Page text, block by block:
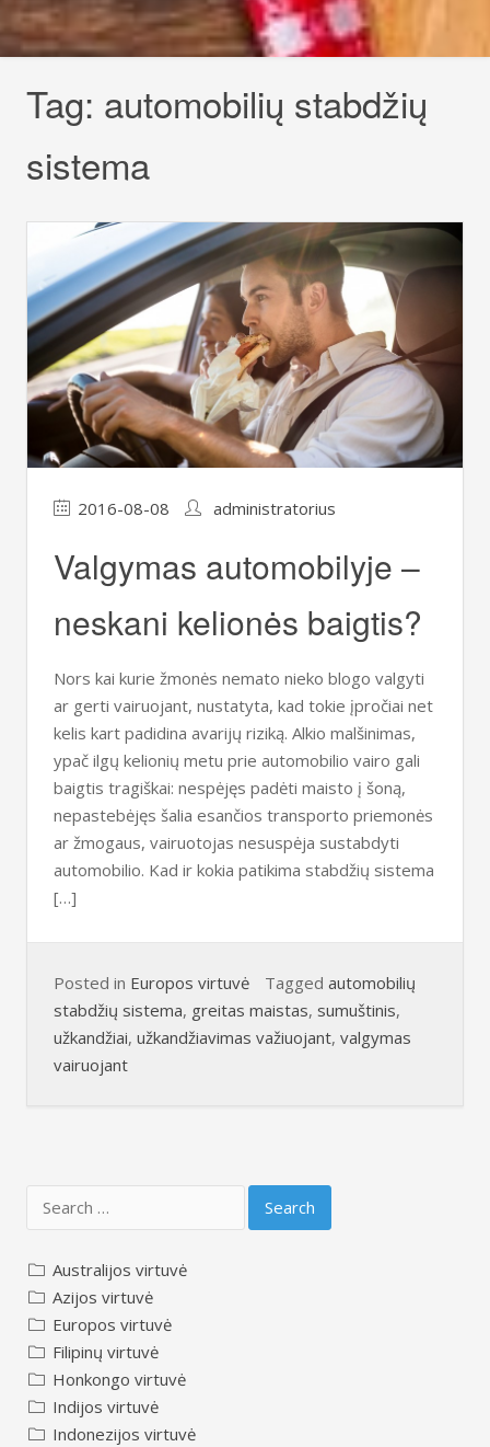
Tag: automobilių stabdžių
sistema
2016-08-08 administratorius
Valgymas automobilyje –
neskani kelionės baigtis?
Nors kai kurie žmonės nemato nieko blogo valgyti
ar gerti vairuojant, nustatyta, kad tokie įpročiai net
kelis kart padidina avarijų riziką. Alkio malšinimas,
ypač ilgų kelionių metu prie automobilio vairo gali
baigtis tragiškai: nespėjęs padėti maisto į šoną,
nepastebėjęs šalia esančios transporto priemonės
ar žmogaus, vairuotojas nesuspėja sustabdyti
automobilio. Kad ir kokia patikima stabdžių sistema
[…]
Posted in Europos virtuvė Tagged automobilių
stabdžių sistema, greitas maistas, sumuštinis,
užkandžiai, užkandžiavimas važiuojant, valgymas
vairuojant
for:
Australijos virtuvė
Azijos virtuvė
Europos virtuvė
Filipinų virtuvė
Honkongo virtuvė
Indijos virtuvė
Indonezijos virtuvė